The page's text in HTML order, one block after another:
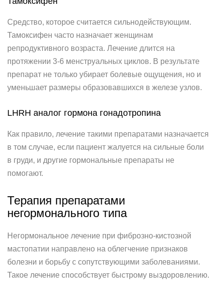
Средство, которое считается сильнодействующим.
Тамоксифен часто назначает женщинам
репродуктивного возраста. Лечение длится на
протяжении 3-6 менструальных циклов. В результате
препарат не только убирает болевые ощущения, но и
уменьшает размеры образовавшихся в железе узлов.
LHRH аналог гормона гонадотропина
Как правило, лечение такими препаратами назначается
в том случае, если пациент жалуется на сильные боли
в груди, и другие гормональные препараты не
помогают.
Терапия препаратами
негормонального типа
Негормональное лечение при фиброзно-кистозной
мастопатии направлено на облегчение признаков
болезни и борьбу с сопутствующими заболеваниями.
Такое лечение способствует быстрому выздоровлению.